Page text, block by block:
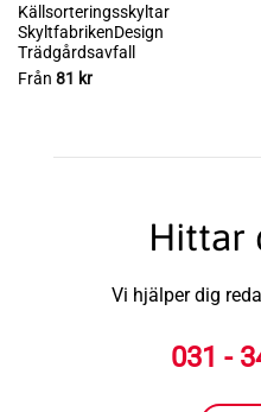
Källsorteringsskyltar
SkyltfabrikenDesign
Trädgårdsavfall
Från 81 kr
Hittar
Vi hjälper dig
031 -